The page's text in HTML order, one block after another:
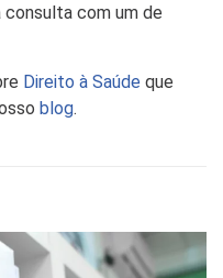
com um de
Direito à Saúde que
blog.